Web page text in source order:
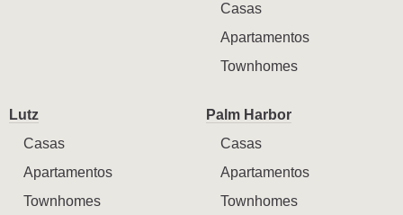
Casas
Apartamentos
Townhomes
Lutz
Casas
Apartamentos
Townhomes
Palm Harbor
Casas
Apartamentos
Townhomes